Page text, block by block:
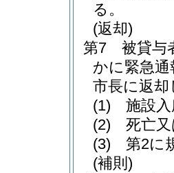
る。
(返却)
第7 被貸与
かに緊急
市長に返
(1) 施設入
(2) 死亡又
(3) 第2に
(補則)